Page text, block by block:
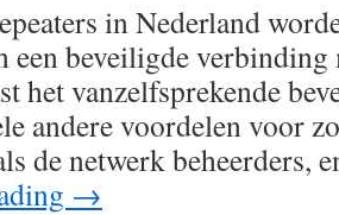
in Nederland
een beveiligde verbinding
het vanzelfsprekende
andere voordelen voor
de netwerk
→